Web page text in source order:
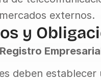
externos.
y
deben establecer